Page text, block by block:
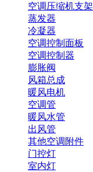
空调压缩机支架
蒸发器
冷凝器
空调控制面板
空调控制器
膨胀阀
风箱总成
暖风电机
空调管
暖风水管
出风管
其他空调附件
门控灯
室内灯